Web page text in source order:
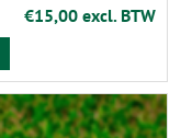
€15,00 excl. BTW